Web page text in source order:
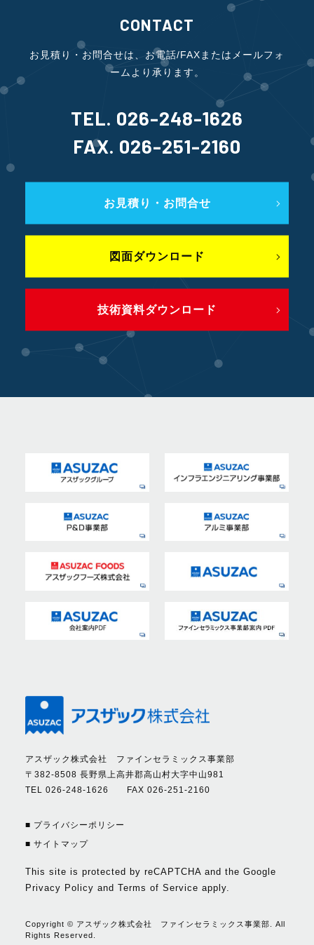
CONTACT
お見積り・お問合せは、お電話/FAXまたはメールフォ
ームより承ります。
TEL. 026-248-1626
FAX. 026-251-2160
お見積り・お問合せ
図面ダウンロード
技術資料ダウンロード
アスザック株式会社 ファインセラミックス事業部
〒382-8508 長野県上高井郡高山村大字中山981
TEL 026-248-1626 FAX 026-251-2160
■ プライバシーポリシー
■ サイトマップ
This site is protected by reCAPTCHA and the Google
Privacy Policy and Terms of Service apply.
Copyright © アスザック株式会社 ファインセラミックス事業部. All
Rights Reserved.